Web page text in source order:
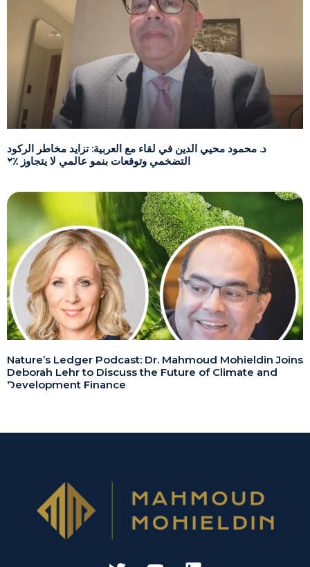
د. محمود محيي الدين في لقاء مع العربية: تزايد مخاطر الركود
التضخمي وتوقعات بنمو عالمي لا يتجاوز ٪٢
Nature’s Ledger Podcast: Dr. Mahmoud Mohieldin Joins
Deborah Lehr to Discuss the Future of Climate and
Development Finance